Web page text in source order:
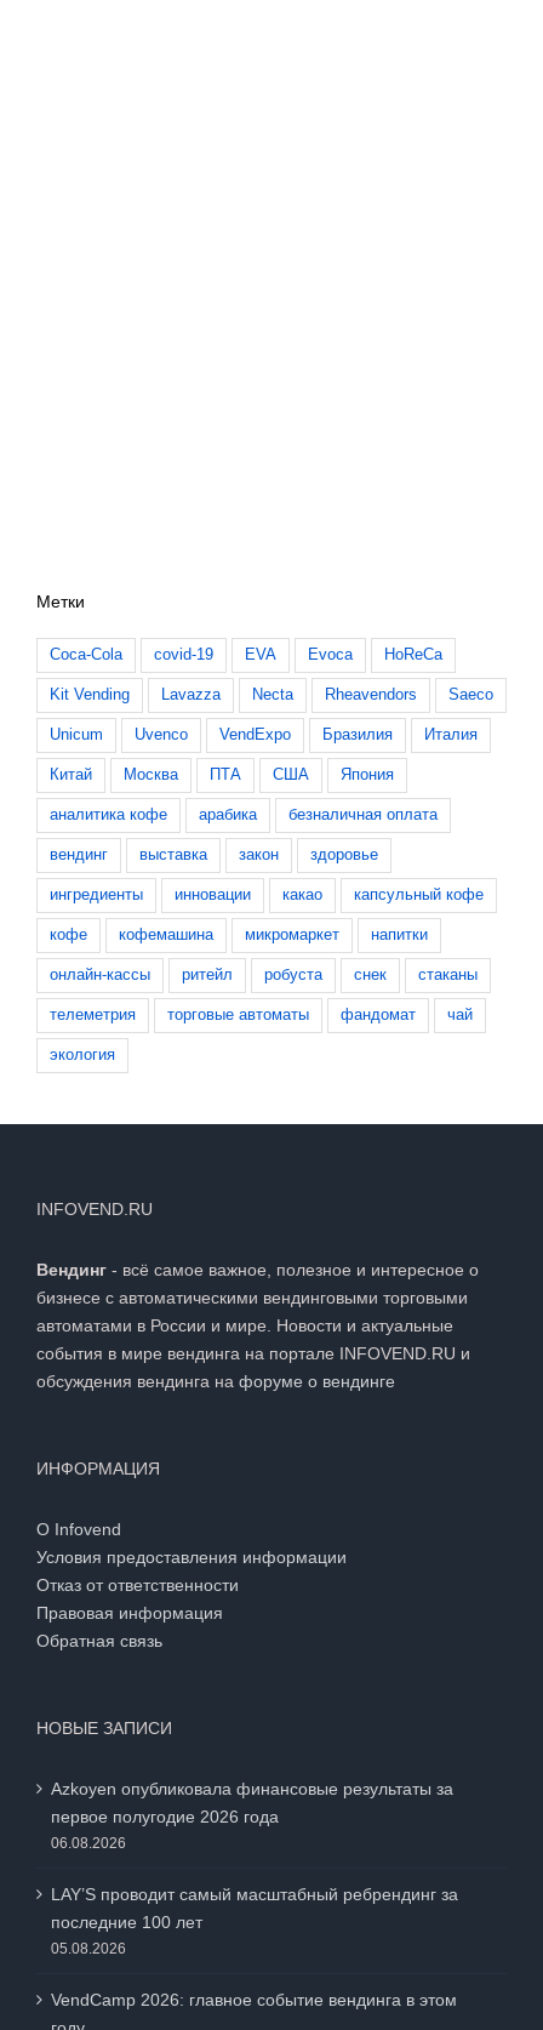
Метки
Coca-Cola covid-19 EVA Evoca HoReCa
Kit Vending Lavazza Necta Rheavendors Saeco
Unicum Uvenco VendExpo Бразилия Италия
Китай Москва ПТА США Япония
аналитика кофе арабика безналичная оплата
вендинг выставка закон здоровье
ингредиенты инновации какао капсульный кофе
кофе кофемашина микромаркет напитки
онлайн-кассы ритейл робуста снек стаканы
телеметрия торговые автоматы фандомат чай
экология
INFOVEND.RU
Вендинг - всё самое важное, полезное и интересное о
бизнесе с автоматическими вендинговыми торговыми
автоматами в России и мире. Новости и актуальные
события в мире вендинга на портале INFOVEND.RU и
обсуждения вендинга на форуме о вендинге
ИНФОРМАЦИЯ
О Infovend
Условия предоставления информации
Отказ от ответственности
Правовая информация
Обратная связь
НОВЫЕ ЗАПИСИ
Azkoyen опубликовала финансовые результаты за
первое полугодие 2026 года
06.08.2026
LAY’S проводит самый масштабный ребрендинг за
последние 100 лет
05.08.2026
VendCamp 2026: главное событие вендинга в этом